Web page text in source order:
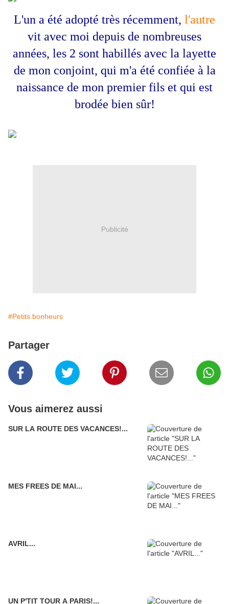
L'un a été adopté très récemment, l'autre
vit avec moi depuis de nombreuses
années, les 2 sont habillés avec la layette
de mon conjoint, qui m'a été confiée à la
naissance de mon premier fils et qui est
brodée bien sûr!
Publicité
#Petits bonheurs
Partager
Vous aimerez aussi
SUR LA ROUTE DES VACANCES!...
MES FREES DE MAI...
AVRIL...
UN P'TIT TOUR A PARIS!...